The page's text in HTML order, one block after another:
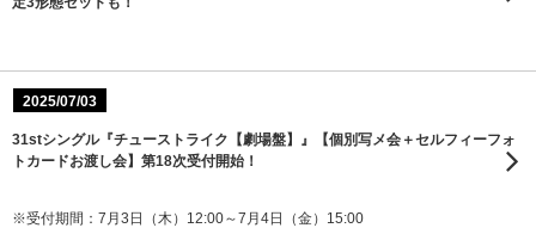
2025/07/03
31stシングル『チューストライク【劇場盤】』【個別写メ会＋セルフィーフォ
トカードお渡し会】第18次受付開始！
※受付期間：7月3日（木）12:00～7月4日（金）15:00